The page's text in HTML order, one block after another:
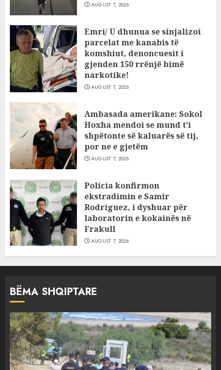
AUGUST 7, 2026
Emri/ U dhunua se sinjalizoi
parcelat me kanabis të
komshiut, denoncuesit i
gjenden 150 rrënjë bimë
narkotike!
AUGUST 7, 2026
Ambasada amerikane: Sokol
Hoxha mendoi se mund t’i
shpëtonte së kaluarës së tij,
por ne e gjetëm
AUGUST 7, 2026
Policia konfirmon
ekstradimin e Samir
Rodriguez, i dyshuar për
laboratorin e kokainës në
Frakull
AUGUST 7, 2026
BËMA SHQIPTARE